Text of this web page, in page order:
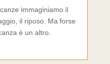
immaginiamo il
il riposo. Ma forse
è un altro.